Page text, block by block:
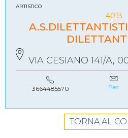
ARTISTICO
4013
VIA CESIANO 141/A,
3664485570 Pec
TORNA AL